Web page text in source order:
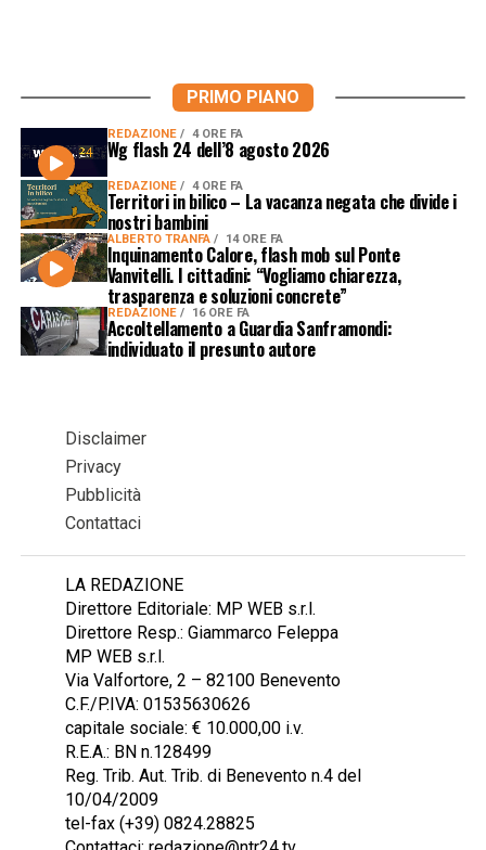
PRIMO PIANO
REDAZIONE 4 ORE FA
Wg flash 24 dell’8 agosto 2026
REDAZIONE 4 ORE FA
Territori in bilico – La vacanza negata che divide i
nostri bambini
ALBERTO TRANFA 14 ORE FA
Inquinamento Calore, flash mob sul Ponte
Vanvitelli. I cittadini: “Vogliamo chiarezza,
trasparenza e soluzioni concrete”
REDAZIONE 16 ORE FA
Accoltellamento a Guardia Sanframondi:
individuato il presunto autore
Disclaimer
Privacy
Pubblicità
Contattaci
LA REDAZIONE
Direttore Editoriale: MP WEB s.r.l.
Direttore Resp.: Giammarco Feleppa
MP WEB s.r.l.
Via Valfortore, 2 – 82100 Benevento
C.F./P.IVA: 01535630626
capitale sociale: € 10.000,00 i.v.
R.E.A.: BN n.128499
Reg. Trib. Aut. Trib. di Benevento n.4 del
10/04/2009
tel-fax (+39) 0824.28825